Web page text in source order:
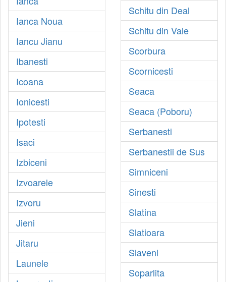
Ianca Noua
Iancu Jianu
Ibanesti
Icoana
Ionicesti
Ipotesti
Isaci
Izbiceni
Izvoarele
Izvoru
Jieni
Jitaru
Launele
Schitu din Deal
Schitu din Vale
Scorbura
Scornicesti
Seaca
Seaca (Poboru)
Serbanesti
Serbanestii de Sus
Simniceni
Sinesti
Slatina
Slatioara
Slaveni
Soparlita